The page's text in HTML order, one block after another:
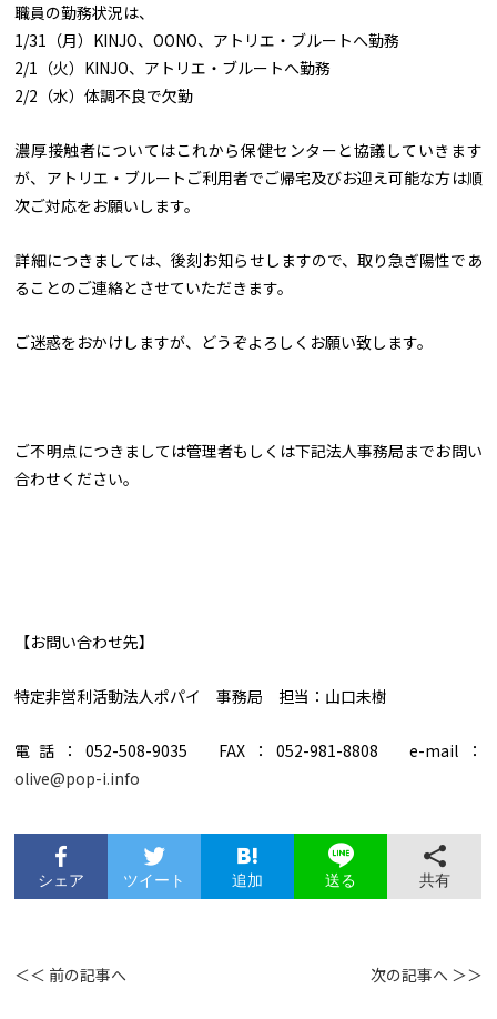
職員の勤務状況は、
1/31（月）KINJO、OONO、アトリエ・ブルートへ勤務
2/1（火）KINJO、アトリエ・ブルートへ勤務
2/2（水）体調不良で欠勤
濃厚接触者についてはこれから保健センターと協議していきます
が、アトリエ・ブルートご利用者でご帰宅及びお迎え可能な方は順
次ご対応をお願いします。
詳細につきましては、後刻お知らせしますので、取り急ぎ陽性であ
ることのご連絡とさせていただきます。
ご迷惑をおかけしますが、どうぞよろしくお願い致します。
ご不明点につきましては管理者もしくは下記法人事務局までお問い
合わせください。
【お問い合わせ先】
特定非営利活動法人ポパイ 事務局 担当：山口未樹
電話：052-508-9035 FAX：052-981-8808 e-mail：
olive@pop-i.info
シェア ツイート 追加 送る 共有
＜＜ 前の記事へ 次の記事へ ＞＞